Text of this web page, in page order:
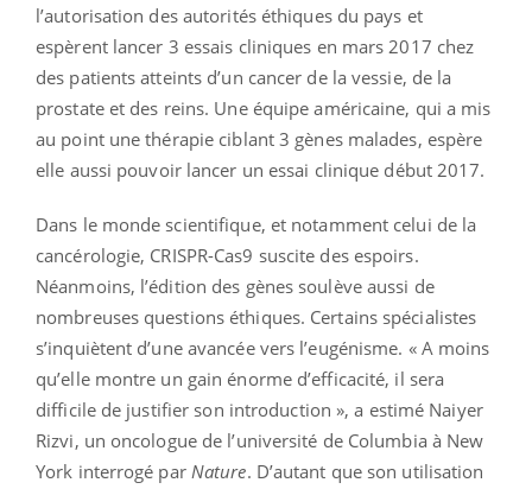
l’autorisation des autorités éthiques du pays et
espèrent lancer 3 essais cliniques en mars 2017 chez
des patients atteints d’un cancer de la vessie, de la
prostate et des reins. Une équipe américaine, qui a mis
au point une thérapie ciblant 3 gènes malades, espère
elle aussi pouvoir lancer un essai clinique début 2017.
Dans le monde scientifique, et notamment celui de la
cancérologie, CRISPR-Cas9 suscite des espoirs.
Néanmoins, l’édition des gènes soulève aussi de
nombreuses questions éthiques. Certains spécialistes
s’inquiètent d’une avancée vers l’eugénisme. « A moins
qu’elle montre un gain énorme d’efficacité, il sera
difficile de justifier son introduction », a estimé Naiyer
Rizvi, un oncologue de l’université de Columbia à New
York interrogé par Nature. D’autant que son utilisation